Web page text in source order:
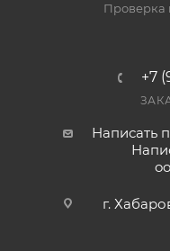
Проверка
+7
Написать
г.